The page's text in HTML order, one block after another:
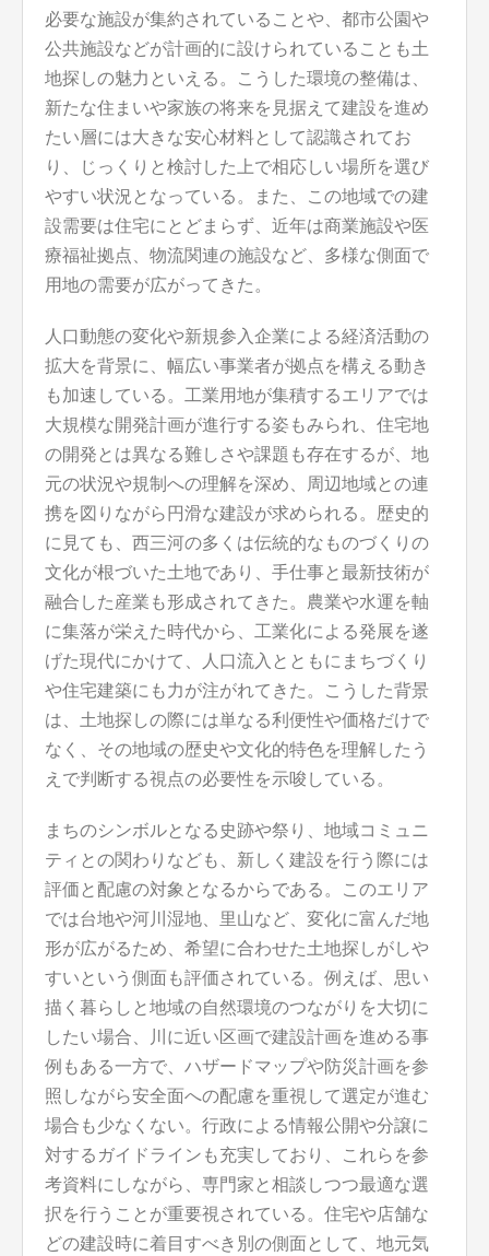
必要な施設が集約されていることや、都市公園や
公共施設などが計画的に設けられていることも土
地探しの魅力といえる。こうした環境の整備は、
新たな住まいや家族の将来を見据えて建設を進め
たい層には大きな安心材料として認識されてお
り、じっくりと検討した上で相応しい場所を選び
やすい状況となっている。また、この地域での建
設需要は住宅にとどまらず、近年は商業施設や医
療福祉拠点、物流関連の施設など、多様な側面で
用地の需要が広がってきた。
人口動態の変化や新規参入企業による経済活動の
拡大を背景に、幅広い事業者が拠点を構える動き
も加速している。工業用地が集積するエリアでは
大規模な開発計画が進行する姿もみられ、住宅地
の開発とは異なる難しさや課題も存在するが、地
元の状況や規制への理解を深め、周辺地域との連
携を図りながら円滑な建設が求められる。歴史的
に見ても、西三河の多くは伝統的なものづくりの
文化が根づいた土地であり、手仕事と最新技術が
融合した産業も形成されてきた。農業や水運を軸
に集落が栄えた時代から、工業化による発展を遂
げた現代にかけて、人口流入とともにまちづくり
や住宅建築にも力が注がれてきた。こうした背景
は、土地探しの際には単なる利便性や価格だけで
なく、その地域の歴史や文化的特色を理解したう
えで判断する視点の必要性を示唆している。
まちのシンボルとなる史跡や祭り、地域コミュニ
ティとの関わりなども、新しく建設を行う際には
評価と配慮の対象となるからである。このエリア
では台地や河川湿地、里山など、変化に富んだ地
形が広がるため、希望に合わせた土地探しがしや
すいという側面も評価されている。例えば、思い
描く暮らしと地域の自然環境のつながりを大切に
したい場合、川に近い区画で建設計画を進める事
例もある一方で、ハザードマップや防災計画を参
照しながら安全面への配慮を重視して選定が進む
場合も少なくない。行政による情報公開や分譲に
対するガイドラインも充実しており、これらを参
考資料にしながら、専門家と相談しつつ最適な選
択を行うことが重要視されている。住宅や店舗な
どの建設時に着目すべき別の側面として、地元気